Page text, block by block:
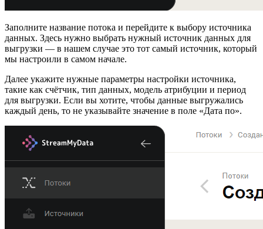
Заполните название потока и перейдите к выбору источника
данных. Здесь нужно выбрать нужный источник данных для
выгрузки — в нашем случае это тот самый источник, который
мы настроили в самом начале.
Далее укажите нужные параметры настройки источника,
такие как счётчик, тип данных, модель атрибуции и период
для выгрузки. Если вы хотите, чтобы данные выгружались
каждый день, то не указывайте значение в поле «Дата по».